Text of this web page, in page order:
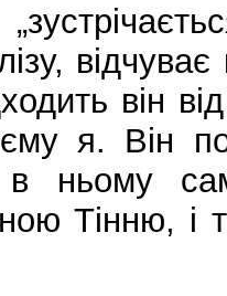
він
я. Він
ньому
Тінню, і